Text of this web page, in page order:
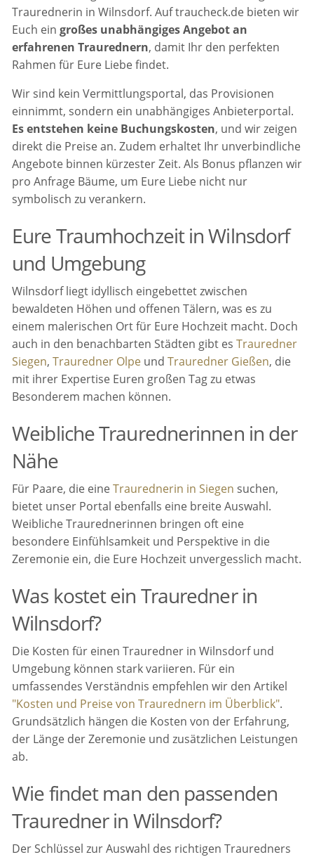
Traurednerin in Wilnsdorf. Auf traucheck.de bieten wir
Euch eingroßes unabhängiges Angebot an
erfahrenen Traurednern, damit Ihr den perfekten
Rahmen für Eure Liebe findet.
Wir sind kein Vermittlungsportal, das Provisionen
einnimmt, sondern ein unabhängiges Anbieterportal.
Es entstehen keine Buchungskosten, und wir zeigen
direkt die Preise an. Zudem erhaltet Ihr unverbindliche
Angebote binnen kürzester Zeit. Als Bonus pflanzen wir
pro Anfrage Bäume, um Eure Liebe nicht nur
symbolisch zu verankern.
Eure Traumhochzeit in Wilnsdorf
und Umgebung
Wilnsdorf liegt idyllisch eingebettet zwischen
bewaldeten Höhen und offenen Tälern, was es zu
einem malerischen Ort für Eure Hochzeit macht. Doch
auch in den benachbarten Städten gibt esTrauredner
Siegen,Trauredner Olpe undTrauredner Gießen, die
mit ihrer Expertise Euren großen Tag zu etwas
Besonderem machen können.
Weibliche Traurednerinnen in der
Nähe
Für Paare, die eineTraurednerin in Siegen suchen,
bietet unser Portal ebenfalls eine breite Auswahl.
Weibliche Traurednerinnen bringen oft eine
besondere Einfühlsamkeit und Perspektive in die
Zeremonie ein, die Eure Hochzeit unvergesslich macht.
Was kostet ein Trauredner in
Wilnsdorf?
Die Kosten für einen Trauredner in Wilnsdorf und
Umgebung können stark variieren. Für ein
umfassendes Verständnis empfehlen wir den Artikel
"Kosten und Preise von Traurednern im Überblick".
Grundsätzlich hängen die Kosten von der Erfahrung,
der Länge der Zeremonie und zusätzlichen Leistungen
ab.
Wie findet man den passenden
Trauredner in Wilnsdorf?
Der Schlüssel zur Auswahl des richtigen Trauredners